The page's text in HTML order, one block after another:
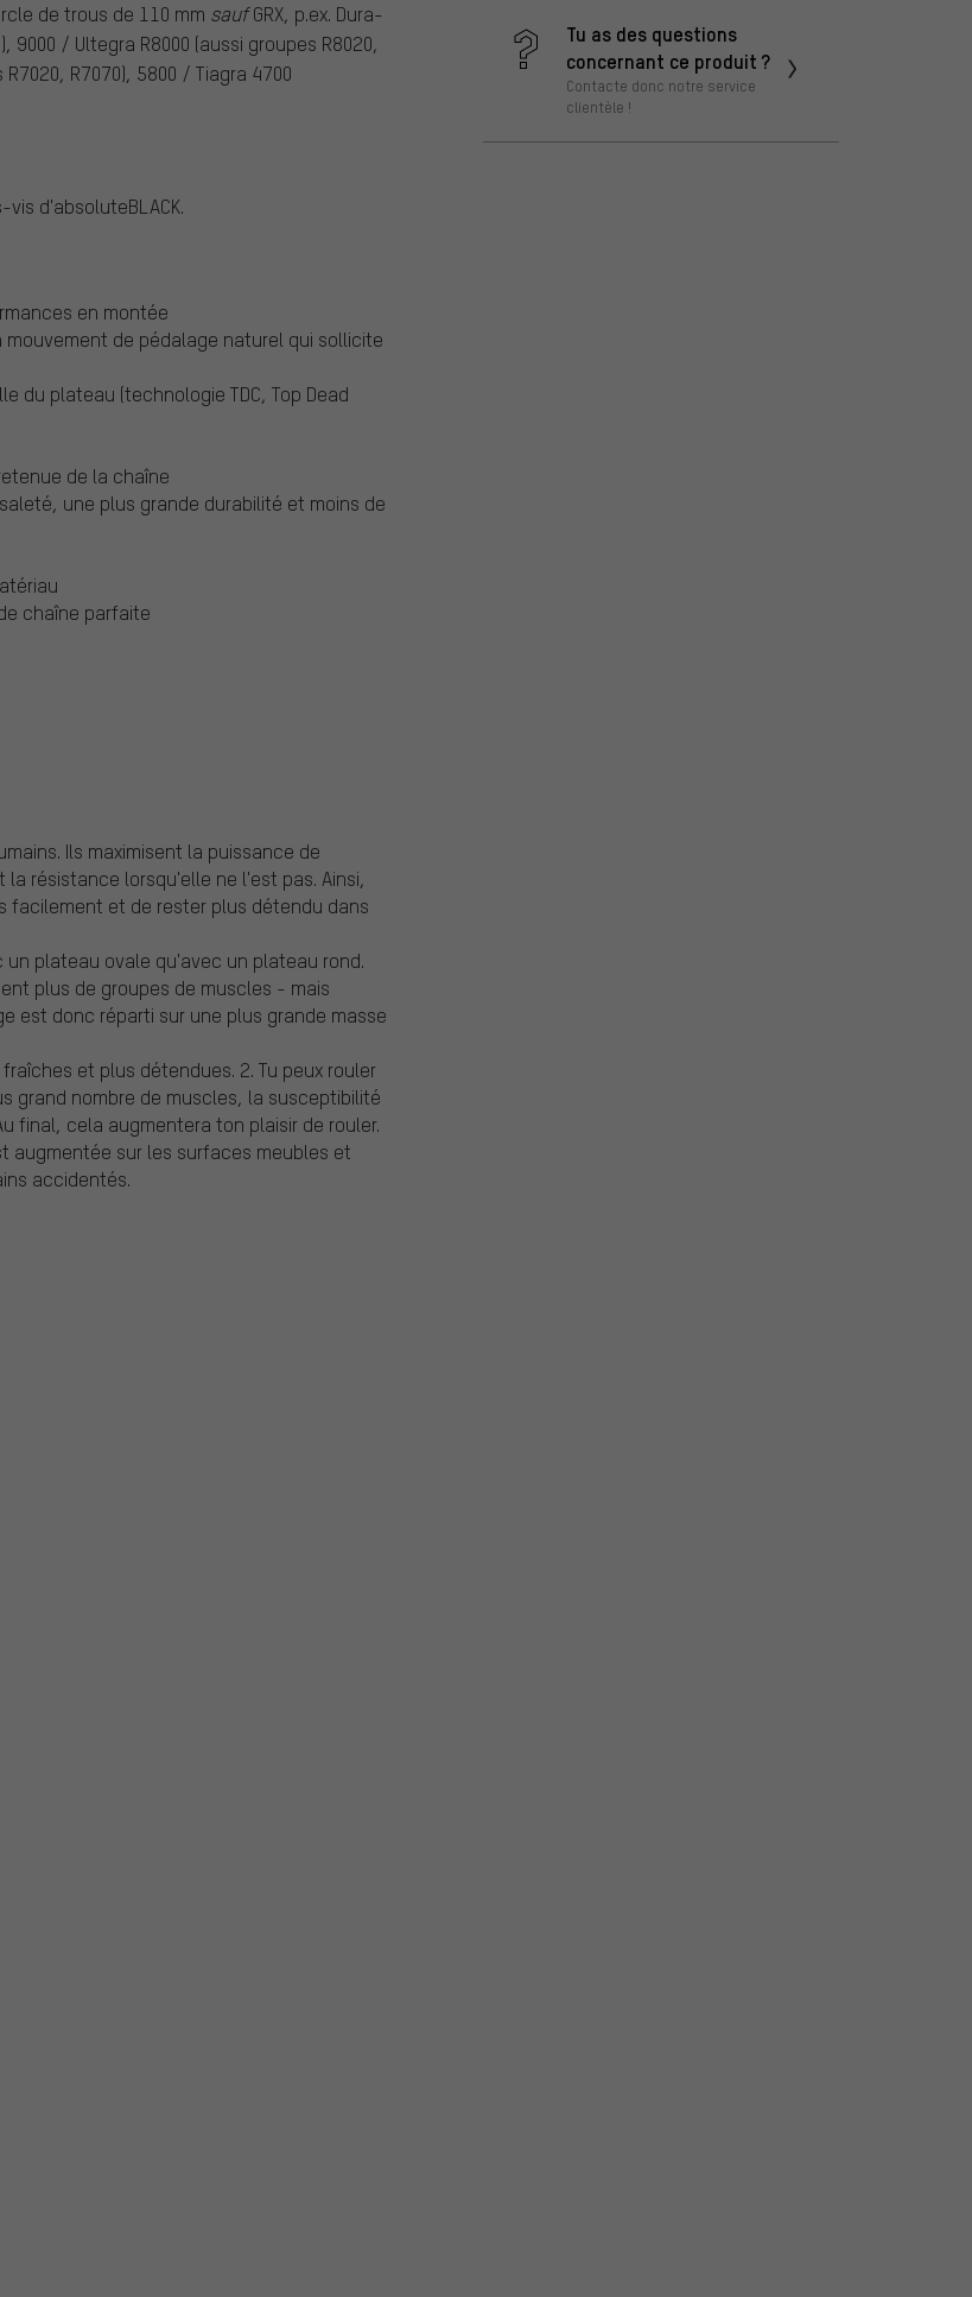
de trous de 110 mm saufGRX, p.ex. Dura-
9000 / Ultegra R8000 (aussi groupes R8020,
R7070), 5800 / Tiagra 4700
d'absoluteBLACK.
en montée
de pédalage naturel qui sollicite
du plateau (technologie TDC, Top Dead
de la chaîne
une plus grande durabilité et moins de
chaîne parfaite
Ils maximisent la puissance de
résistance lorsqu'elle ne l'est pas. Ainsi,
et de rester plus détendu dans
plateau ovale qu'avec un plateau rond.
plus de groupes de muscles - mais
est donc réparti sur une plus grande masse
et plus détendues. 2. Tu peux rouler
grand nombre de muscles, la susceptibilité
final, cela augmentera ton plaisir de rouler.
augmentée sur les surfaces meubles et
accidentés.
Tu as des questions
concernant ce produit ?
Contacte donc notre service
clientèle !